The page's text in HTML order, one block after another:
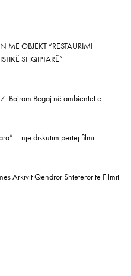
ME OBJEKT “RESTAURIMI
SHQIPTARË”
Bajram Begaj në ambientet e
– një diskutim përtej filmit
Arkivit Qendror Shtetëror të Filmit